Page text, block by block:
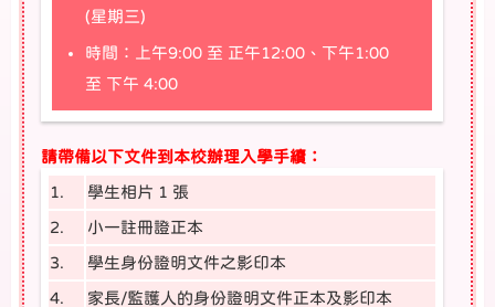
(星期三)
時間：上午9:00 至 正午12:00、下午1:00
至 下午 4:00
請帶備以下文件到本校辦理入學手續：
1. 學生相片 1 張
2. 小一註冊證正本
3. 學生身份證明文件之影印本
4. 家長/監護人的身份證明文件正本及影印本